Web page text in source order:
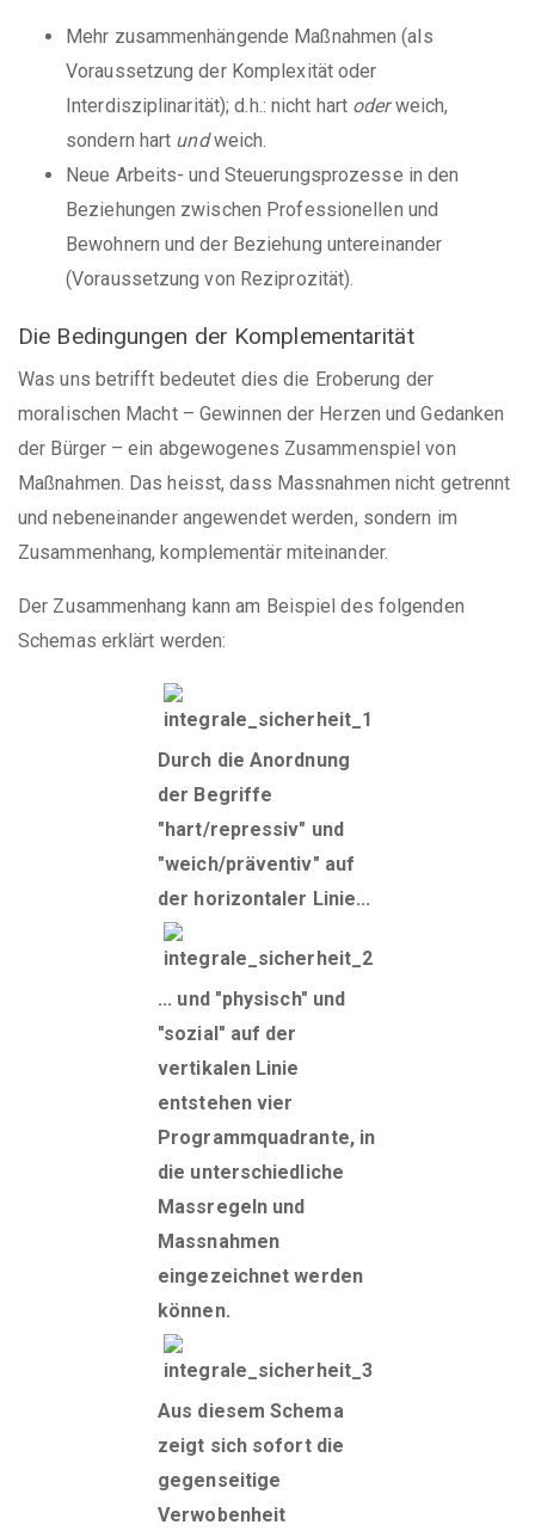
Mehr zusammenhängende Maßnahmen (als
Voraussetzung der Komplexität oder
Interdisziplinarität); d.h.: nicht hart oderweich,
sondern hart undweich.
Neue Arbeits- und Steuerungsprozesse in den
Beziehungen zwischen Professionellen und
Bewohnern und der Beziehung untereinander
(Voraussetzung von Reziprozität).
Die Bedingungen der Komplementarität
Was uns betrifft bedeutet dies die Eroberung der
moralischen Macht – Gewinnen der Herzen und Gedanken
der Bürger – ein abgewogenes Zusammenspiel von
Maßnahmen. Das heisst, dass Massnahmen nicht getrennt
und nebeneinander angewendet werden, sondern im
Zusammenhang, komplementär miteinander.
Der Zusammenhang kann am Beispiel des folgenden
Schemas erklärt werden:
Durch die Anordnung
der Begriffe
"hart/repressiv" und
"weich/präventiv" auf
der horizontaler Linie...
... und "physisch" und
"sozial" auf der
vertikalen Linie
entstehen vier
Programmquadrante, in
die unterschiedliche
Massregeln und
Massnahmen
eingezeichnet werden
können.
Aus diesem Schema
zeigt sich sofort die
gegenseitige
Verwobenheit